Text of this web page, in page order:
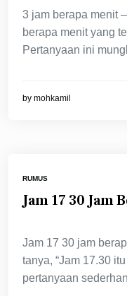
3 jam berapa menit
berapa menit yang
Pertanyaan ini
by mohkamil
RUMUS
Jam 17 30 Jam
Jam 17 30 jam
tanya, “Jam 17.30
pertanyaan